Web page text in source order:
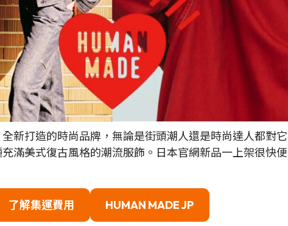
全新打造的時尚品牌，無論是街頭潮人還是時尚達人都對
滿美式復古風格的潮流服飾。日本官網新品一上架很快
了解集運費用 HUMAN MADE JP